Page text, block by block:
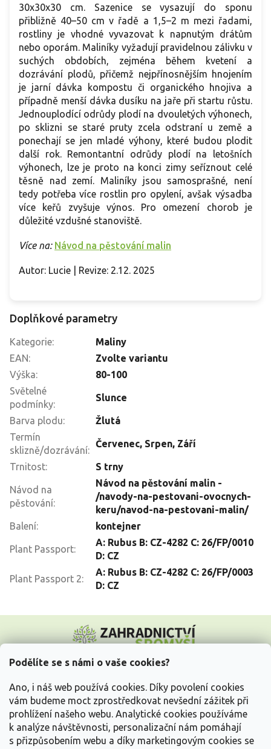
Podělíte se s námi o vaše cookies?
Ano, i náš web používá cookies. Díky povolení cookies
vám budeme moct zprostředkovat nevšední zážitek při
prohlížení našeho webu. Analytické cookies používáme
k analýze návštěvnosti, personalizační nám pomáhají
s přizpůsobením webu a díky marketingovým cookies se
30x30x30 cm. Sazenice se vysazují do sponu
přibližně 40–50 cm v řadě a 1,5–2 m mezi řadami,
rostliny je vhodné vyvazovat k napnutým drátům
nebo oporám. Maliníky vyžadují pravidelnou zálivku v
suchých obdobích, zejména během kvetení a
dozrávání plodů, přičemž nejpřínosnějším hnojením
je jarní dávka kompostu či organického hnojiva a
případně menší dávka dusíku na jaře při startu růstu.
Jednouplodící odrůdy plodí na dvouletých výhonech,
po sklizni se staré pruty zcela odstraní u země a
ponechají se jen mladé výhony, které budou plodit
další rok. Remontantní odrůdy plodí na letošních
výhonech, lze je proto na konci zimy seříznout celé
těsně nad zemí. Maliníky jsou samosprašné, není
tedy potřeba více rostlin pro opylení, avšak výsadba
více keřů zvyšuje výnos. Pro omezení chorob je
důležité vzdušné stanoviště.
Více na: Návod na pěstování malin
Autor: Lucie | Revize: 2.12. 2025
Doplňkové parametry
Kategorie:
Maliny
EAN:
Zvolte variantu
Výška:
80-100
Světelné
podmínky:
Slunce
Barva plodu:
Žlutá
Termín
sklizně/dozrávání:
Červenec, Srpen, Září
Trnitost: S trny
Návod na
pěstování:
Návod na pěstování malin -
/navody-na-pestovani-ovocnych-
keru/navod-na-pestovani-malin/
Balení: kontejner
Plant Passport:
A: Rubus B: CZ-4282 C: 26/FP/0010
D: CZ
Plant Passport 2:
A: Rubus B: CZ-4282 C: 26/FP/0003
D: CZ
p
Vše o nákupu
Informace pro Vás